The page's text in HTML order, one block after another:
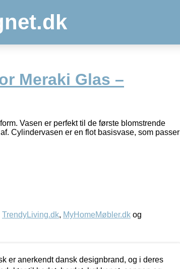
Meraki Glas –
Vasen er perfekt til de første blomstrende
Cylindervasen er en flot basisvase, som passer
TrendyLiving.dk, MyHomeMøbler.dk og
er anerkendt dansk designbrand, og i deres